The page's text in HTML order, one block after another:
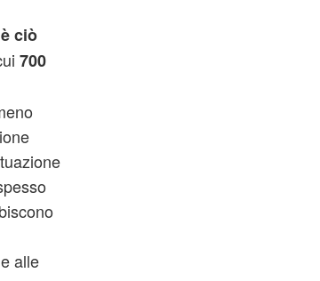
ciò
700
alle